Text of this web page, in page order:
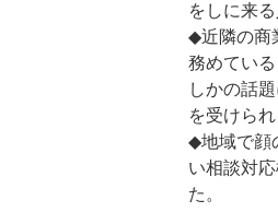
をしに来
◆近隣の商
務めてい
しかの話
を受けら
◆地域で顔
い相談対
た。